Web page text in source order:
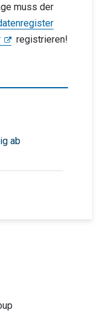
muss der
registrieren!
ab